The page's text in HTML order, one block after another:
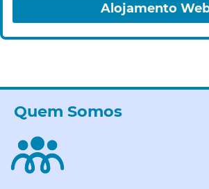
Alojamento
Quem Somos